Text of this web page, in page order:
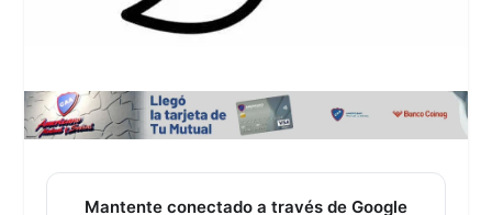
Mantente conectado a través de Google